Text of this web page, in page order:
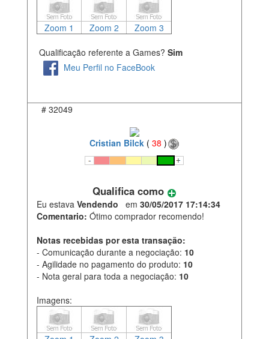
Zoom 1 Zoom 2 Zoom 3
Qualificação referente a Games? Sim
Meu Perfil no FaceBook
# 32049
Cristian Bilck ( 38 )
Qualifica como
Eu estava Vendendo em 30/05/2017 17:14:34
Comentario: Ótimo comprador recomendo!
Notas recebidas por esta transação:
- Comunicação durante a negociação: 10
- Agilidade no pagamento do produto: 10
- Nota geral para toda a negociação: 10
Imagens: